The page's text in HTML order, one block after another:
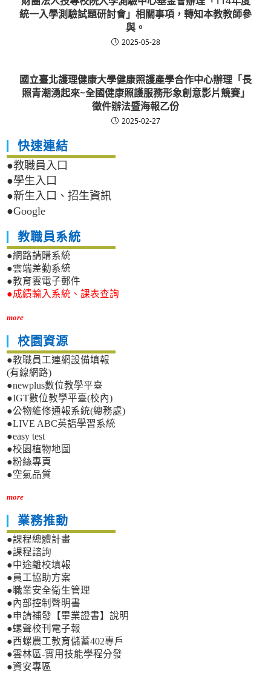
統一入學測驗試題研討會」相關事項，轉知本教教師參
與。
2025-05-28
國立臺北護理健康大學健康照護產學合作中心辦理「長
照青潮湧起來~全國健康照護服務形象創意影片競賽」
徵件辦法暨海報乙份
2025-02-27
快速連結
●教職員入口
●學生入口
●新生入口、招生資訊
●Google
教職員系統
●網路請購系統
●雲端差勤系統
●教育雲電子郵件
●成績輸入系統、課表查詢
more
校園資源
●教職員工連網設備填報
(有線網路)
●newplus數位教學平臺
●IGT數位教學平臺(校內)
●公物維修通報系統(總務處)
●LIVE ABC英語學習系統
●easy test
●校園植物地圖
●粉絲專頁
●空氣品質
more
業務推動
●課程總體計畫
●課程諮詢
●中途離校填報
●員工協助方案
●職業安全衛生管理
●內部控制聲明書
●申請補發【畢業證書】說明
●螺聲校刊電子報
●西螺農工教育儲蓄402專戶
●雲林區-實用技能學程分發
●資安專區